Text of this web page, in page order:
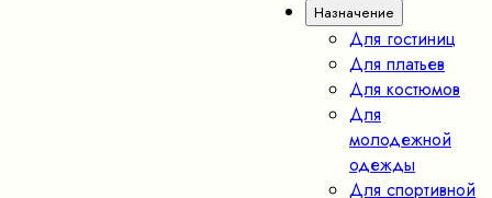
Назначение
Для гостиниц
Для платьев
Для костюмов
Для
молодежной
одежды
Для спортивной